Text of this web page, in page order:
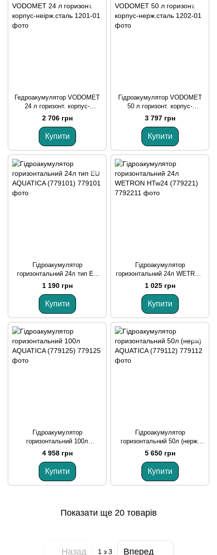
Гедроакумулятор VODOMET
24 л горизонт. корпус-
неірж.сталь
2 706 грн
Купити
Гідроакумулятор VODOMET
50 л горизонт. корпус-
нерж.сталь
3 797 грн
Купити
Гідроакумулятор
горизонтальний 24л тип EU
AQUATICA (779101)
1 190 грн
Купити
Гідроакумулятор
горизонтальний 24л WETRON
HTw24 (779221)
1 025 грн
Купити
Гідроакумулятор
горизонтальний 100л
AQUATICA (779125)
4 958 грн
Купити
Гідроакумулятор
горизонтальний 50л (нерж)
AQUATICA (779112)
5 650 грн
Купити
Показати ще 20 товарів
Назад 1з 3 Вперед